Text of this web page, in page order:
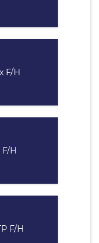
F/H
H
F/H